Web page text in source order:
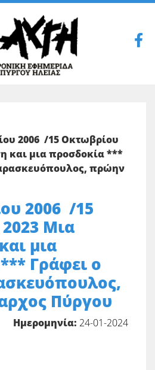
2006 /15 Οκτωβρίου
και μια προσδοκία ***
πρώην
2006 /15
Μια
μια
Γράφει ο
Πύργου
Ημερομηνία: 24-01-2024